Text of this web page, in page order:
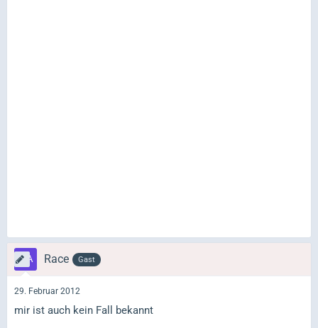
Race Gast
29. Februar 2012
mir ist auch kein Fall bekannt